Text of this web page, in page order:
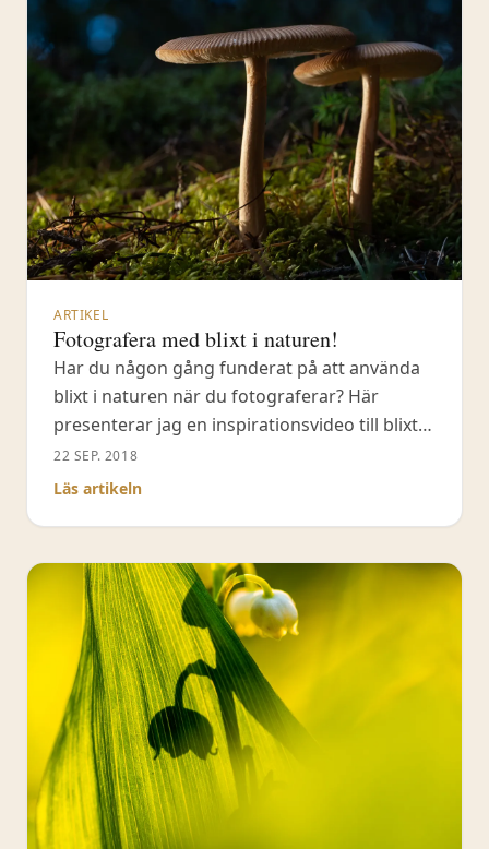
ARTIKEL
Fotografera med blixt i naturen!
Har du någon gång funderat på att använda
blixt i naturen när du fotograferar? Här
presenterar jag en inspirationsvideo till blixt i
naturen!
22 SEP. 2018
Läs artikeln